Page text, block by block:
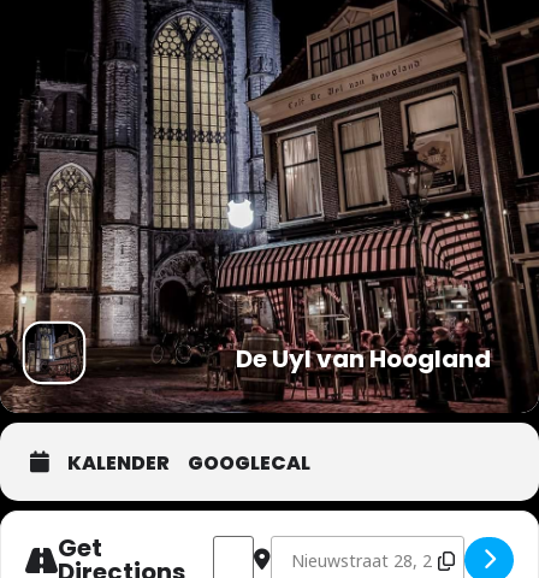
De Uyl van Hoogland
KALENDER GOOGLECAL
Get Address - Toine [3VtsfFd05]
Destination Address - Toine